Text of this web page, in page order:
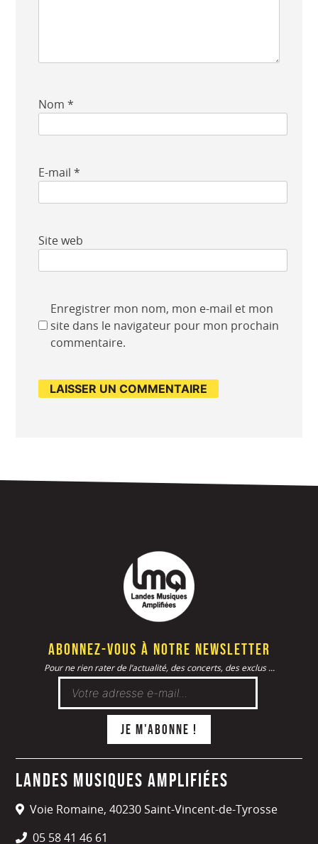
Nom*
E-mail*
Site web
Enregistrer mon nom, mon e-mail et mon
site dans le navigateur pour mon prochain
commentaire.
Abonnez-vous à notre newsletter
Pour ne rien rater de l’actualité, des concerts, des exclus ...
Landes Musiques Amplifiées
Voie Romaine, 40230 Saint-Vincent-de-Tyrosse
05 58 41 46 61